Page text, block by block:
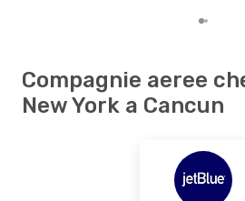
Compagnie aeree
New York a Cancun